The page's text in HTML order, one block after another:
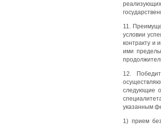
11.
условии
контракту и
ими
12.
следующие
указанным
1) прием